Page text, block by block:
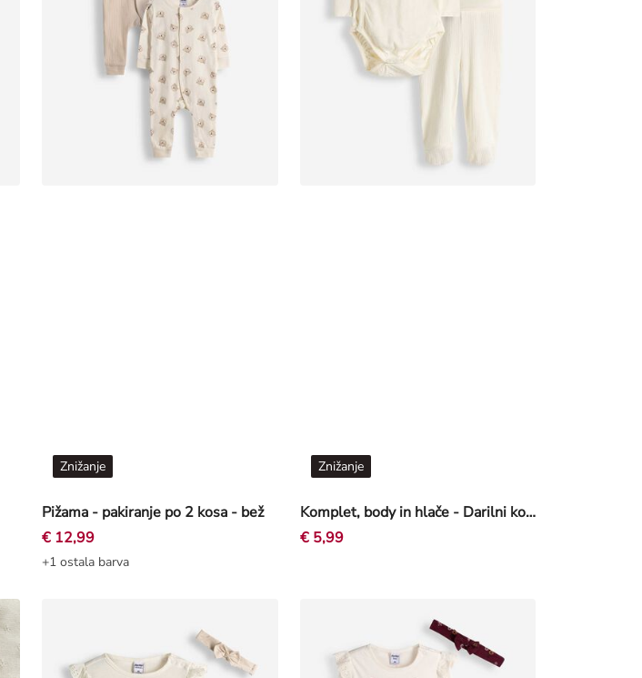
Pižama - pakiranje po 2 kosa - bež
Znižanje
€ 12,99
+1 ostala barva
Komplet, body in hlače - Darilni komplet - Off-White bela
Znižanje
€ 5,99